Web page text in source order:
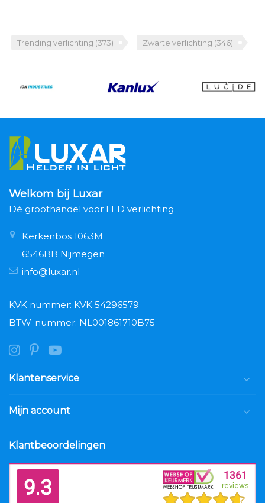
Trending verlichting (373) Zwarte verlichting (346)
Welkom bij Luxar
Dé groothandel voor LED verlichting
Kerkenbos 1063M
6546BB Nijmegen
info@luxar.nl
KVK nummer: KVK 54296579
BTW-nummer: NL001861710B75
Klantenservice
Mijn account
Klantbeoordelingen